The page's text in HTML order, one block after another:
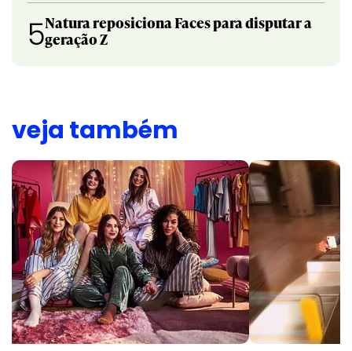
5Natura reposiciona Faces para disputar a
geração Z
veja também